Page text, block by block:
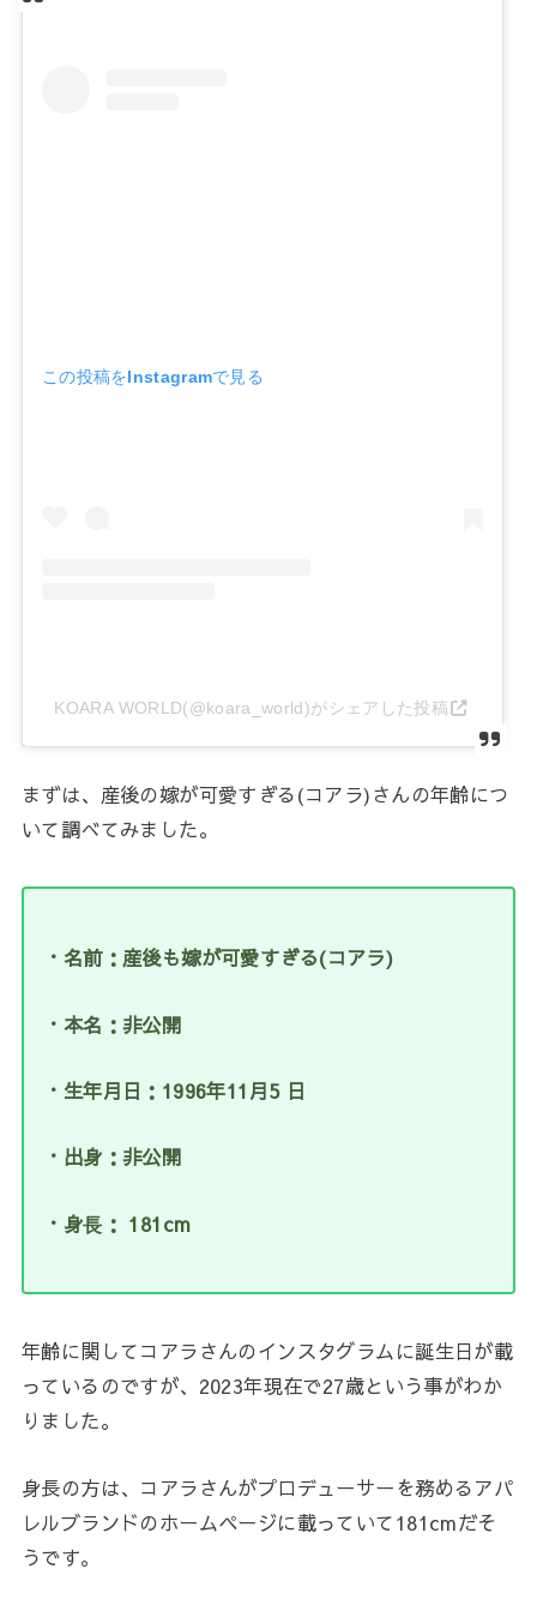
この投稿をInstagramで見る
KOARA WORLD(@koara_world)がシェアした投稿
まずは、産後の嫁が可愛すぎる(コアラ)さんの年齢につ
いて調べてみました。
・名前：産後も嫁が可愛すぎる(コアラ)
・本名：非公開
・生年月日：1996年11月5 日
・出身：非公開
・身⾧： 181cm
年齢に関してコアラさんのインスタグラムに誕生日が載
っているのですが、2023年現在で27歳という事がわか
りました。
身長の方は、コアラさんがプロデューサーを務めるアパ
レルブランドのホームページに載っていて181cmだそ
うです。